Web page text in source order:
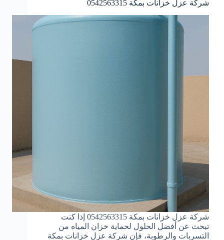
شركة عزل خزانات بمكة 0542563315
شركة عزل خزانات بمكة 0542563315 إذا كنت
تبحث عن أفضل الحلول لحماية خزان المياه من
التسربات والرطوبة، فإن شركة عزل خزانات بمكة